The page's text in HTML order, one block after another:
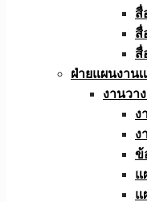
สื่
สื่
สื่
ฝ่ายแผนงาน
งานวา
ง
ง
ข้
แ
แ